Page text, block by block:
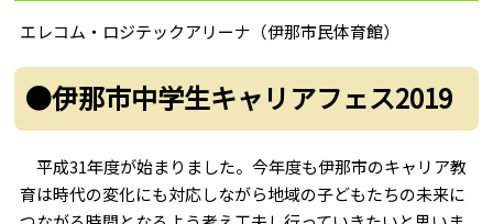
エレコム・ロジテックアリーナ（伊那市民体育館）
●伊那市中学生キャリアフェス2019
平成31年度が始まりました。今年度も伊那市のキャリア教
育は時代の変化にも対応しながら地域の子どもたちの未来に